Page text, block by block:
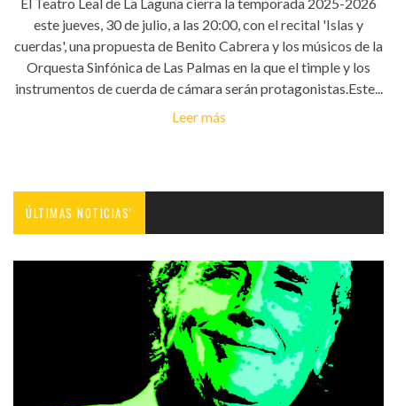
este jueves, 30 de julio, a las 20:00, con el recital 'Islas y
cuerdas', una propuesta de Benito Cabrera y los músicos de la
Orquesta Sinfónica de Las Palmas en la que el timple y los
instrumentos de cuerda de cámara serán protagonistas.Este...
Leer más
ÚLTIMAS NOTICIAS'